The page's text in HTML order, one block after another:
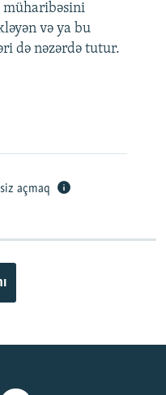
müharibəsini
və ya bu
də nəzərdə tutur.
açmaq